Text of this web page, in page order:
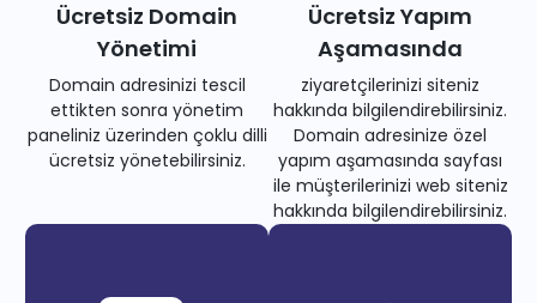
Ücretsiz Domain
Yönetimi
Domain adresinizi tescil
ettikten sonra yönetim
paneliniz üzerinden çoklu dilli
ücretsiz yönetebilirsiniz.
Ücretsiz Yapım
Aşamasında
ziyaretçilerinizi siteniz
hakkında bilgilendirebilirsiniz.
Domain adresinize özel
yapım aşamasında sayfası
ile müşterilerinizi web siteniz
hakkında bilgilendirebilirsiniz.